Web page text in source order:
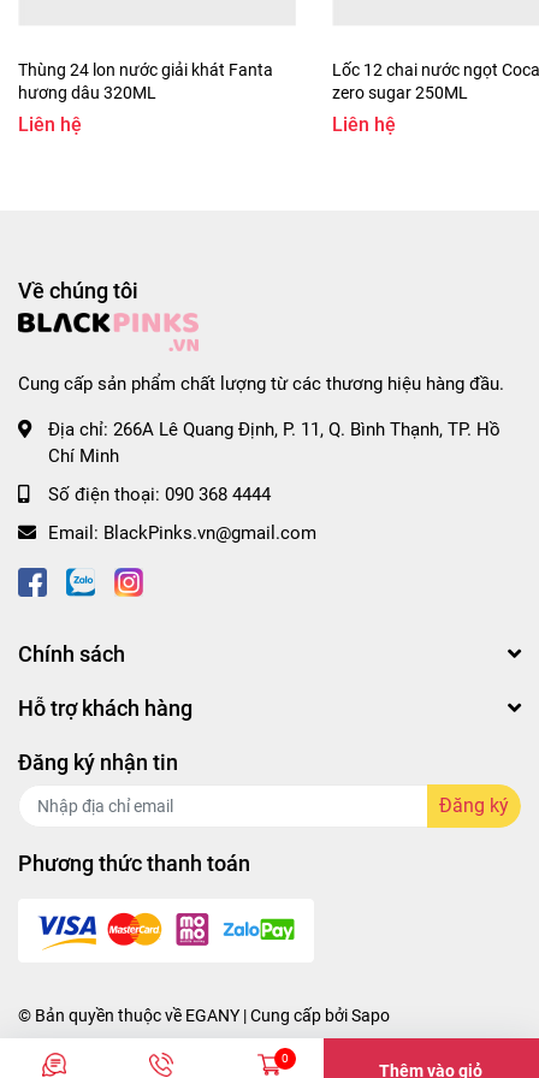
#thung60goixot #muagoixot #loc5goi #hop10goi
#thung60goi #thunggiare #giavihanquoc
#thucphamhanquoc #nguyenlieunauan #bepgiadinh
#blpscom #blpscomvn #blp #blpvn #blpcom #blpcomvn
#blackpinks.vn_hochiminh #blackpinks.vn_hanoi
Thùng 24 lon nước giải khát Fanta
hương dâu 320ML
Liên hệ
Lốc 12 chai nước ngọt
zero sugar 250ML
Liên hệ
Về chúng tôi
Cung cấp sản phẩm chất lượng từ các thương hiệu hàng đầu.
Địa chỉ: 266A Lê Quang Định, P. 11, Q. Bình Thạnh, TP. Hồ
Chí Minh
Số điện thoại: 090 368 4444
Email: BlackPinks.vn@gmail.com
Chính sách
Hỗ trợ khách hàng
Đăng ký nhận tin
Đăng ký
Phương thức thanh toán
© Bản quyền thuộc về EGANY | Cung cấp bởiSapo
0
Thêm vào giỏ